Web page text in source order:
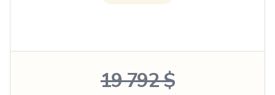
19 792 $